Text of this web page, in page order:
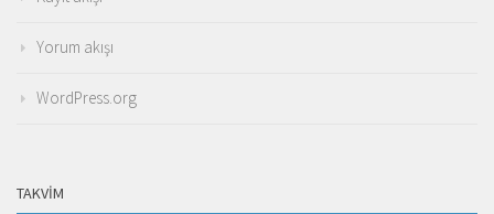
Yorum akışı
WordPress.org
TAKVIM